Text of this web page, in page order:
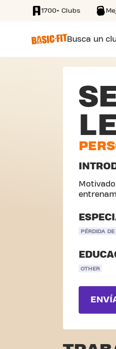
SKIP TO MAIN
1700+ Clubs
Busca un
PÉRDIDA DE
OTHER